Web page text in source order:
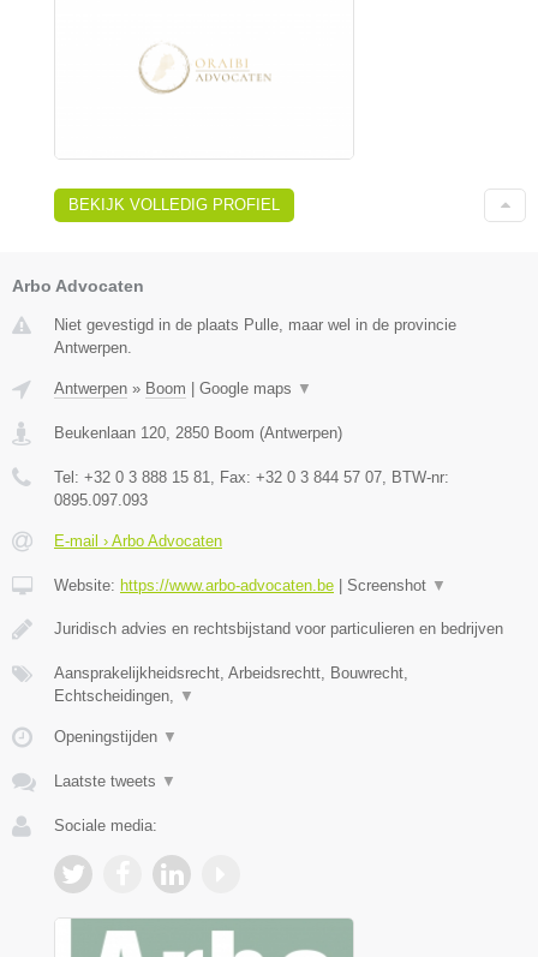
BEKIJK VOLLEDIG PROFIEL
Arbo Advocaten
Niet gevestigd in de plaats Pulle, maar wel in de provincie
Antwerpen.
Antwerpen » Boom Google maps ▼
Beukenlaan 120 2850 Boom (Antwerpen)
Tel: +32 0 3 888 15 81 , Fax: +32 0 3 844 57 07 , BTW-nr:
0895.097.093
E-mail › Arbo Advocaten
Website: https://www.arbo-advocaten.be Screenshot ▼
Juridisch advies en rechtsbijstand voor particulieren en bedrijven
Aansprakelijkheidsrecht, Arbeidsrechtt, Bouwrecht,
Echtscheidingen,
▼
Openingstijden ▼
Laatste tweets ▼
Sociale media: